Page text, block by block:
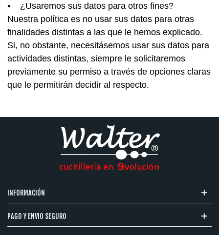
• ¿Usaremos sus datos para otros fines?
Nuestra política es no usar sus datos para otras
finalidades distintas a las que le hemos explicado.
Si, no obstante, necesitásemos usar sus datos para
actividades distintas, siempre le solicitaremos
previamente su permiso a través de opciones claras
que le permitirán decidir al respecto.
INFORMACIÓN
PAGO Y ENVIO SEGURO